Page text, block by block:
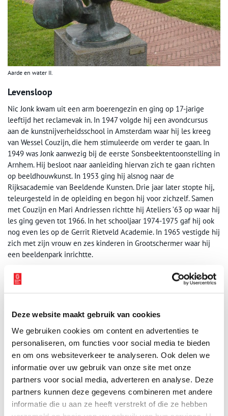
Deze website maakt gebruik van cookies
We gebruiken cookies om content en advertenties te
personaliseren, om functies voor social media te bieden
en om ons websiteverkeer te analyseren. Ook delen we
informatie over uw gebruik van onze site met onze
partners voor social media, adverteren en analyse. Deze
partners kunnen deze gegevens combineren met andere
informatie die u aan ze heeft verstrekt of die ze hebben
Aarde en water II.
Levensloop
Nic Jonk kwam uit een arm boerengezin en ging op 17-jarige
leeftijd het reclamevak in. In 1947 volgde hij een avondcursus
aan de kunstnijverheidsschool in Amsterdam waar hij les kreeg
van Wessel Couzijn, die hem stimuleerde om verder te gaan. In
1949 was Jonk aanwezig bij de eerste Sonsbeektentoonstelling in
Arnhem. Hij besloot naar aanleiding hiervan zich te gaan richten
op beeldhouwkunst. In 1953 ging hij alsnog naar de
Rijksacademie van Beeldende Kunsten. Drie jaar later stopte hij,
teleurgesteld in de opleiding en begon hij voor zichzelf. Samen
met Couzijn en Mari Andriessen richtte hij Ateliers ’63 op waar hij
les ging geven tot 1966. In het schooljaar 1974-1975 gaf hij ook
nog even les op de Gerrit Rietveld Academie. In 1965 vestigde hij
zich met zijn vrouw en zes kinderen in Grootschermer waar hij
een beeldenpark inrichtte.
Publicatiedatum: 01/02/2016
Ontvang de nieuwsbrief
Wilt u op de hoogte blijven van de mooiste verhalen en het
laatste erfgoednieuws? Schrijf u dan nu in voor onze
wekelijkse nieuwsbrief!